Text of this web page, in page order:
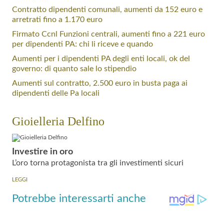
Contratto dipendenti comunali, aumenti da 152 euro e
arretrati fino a 1.170 euro
Firmato Ccnl Funzioni centrali, aumenti fino a 221 euro
per dipendenti PA: chi li riceve e quando
Aumenti per i dipendenti PA degli enti locali, ok del
governo: di quanto sale lo stipendio
Aumenti sul contratto, 2.500 euro in busta paga ai
dipendenti delle Pa locali
Gioielleria Delfino
Investire in oro
L’oro torna protagonista tra gli investimenti sicuri
LEGGI